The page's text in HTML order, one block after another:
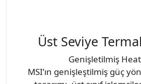
Üst Seviye
Genişletilmiş
MSI’ın genişleştilmiş güç